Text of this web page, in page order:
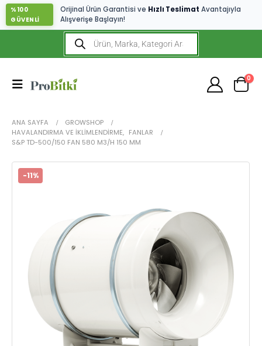
%100
GÜVENLİ
Orijinal Ürün Garantisi ve Hızlı Teslimat Avantajıyla
Alışverişe Başlayın!
0
ANA SAYFA
GROWSHOP
HAVALANDIRMA VE İKLIMLENDIRME, FANLAR
S&P TD-500/150 FAN 580 M3/H 150 MM
-11%